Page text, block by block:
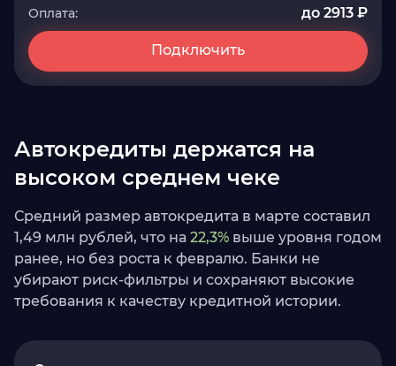
Оплата: до 2913 ₽
Подключить
Автокредиты держатся на
высоком среднем чеке
Средний размер автокредита в марте составил
1,49 млн рублей, что на 22,3% выше уровня годом
ранее, но без роста к февралю. Банки не
убирают риск-фильтры и сохраняют высокие
требования к качеству кредитной истории.